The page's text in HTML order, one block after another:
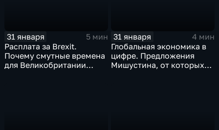
31 января
5 мин
Расплата за Brexit.
Почему смутные времена
для Великобритании
31 января
4 мин
Глобальная экономика в
цифре. Предложения
Мишустина, от которых